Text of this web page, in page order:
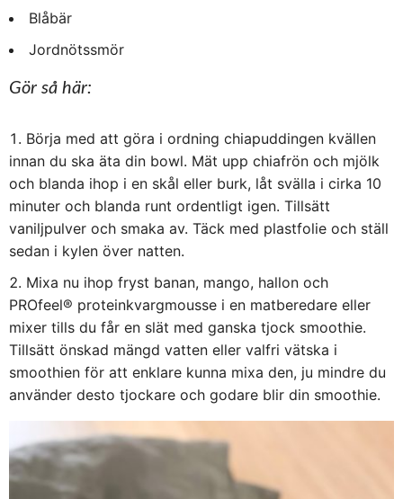
Blåbär
Jordnötssmör
Gör så här:
Börja med att göra i ordning chiapuddingen kvällen
innan du ska äta din bowl. Mät upp chiafrön och mjölk
och blanda ihop i en skål eller burk, låt svälla i cirka 10
minuter och blanda runt ordentligt igen. Tillsätt
vaniljpulver och smaka av. Täck med plastfolie och ställ
sedan i kylen över natten.
Mixa nu ihop fryst banan, mango, hallon och
PROfeel® proteinkvargmousse i en matberedare eller
mixer tills du får en slät med ganska tjock smoothie.
Tillsätt önskad mängd vatten eller valfri vätska i
smoothien för att enklare kunna mixa den, ju mindre du
använder desto tjockare och godare blir din smoothie.